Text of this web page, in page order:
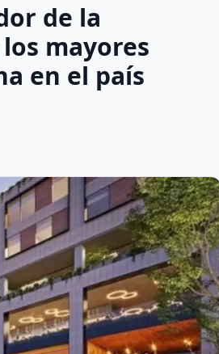
de la
mayores
en el país